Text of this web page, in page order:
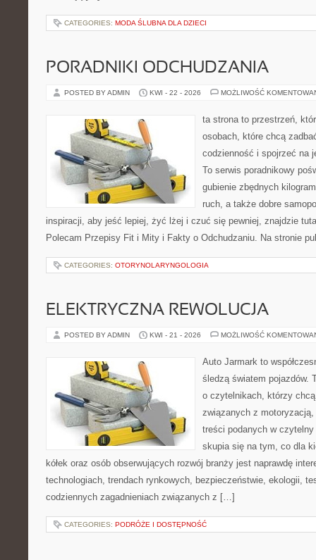
CATEGORIES: MODA ŚLUBNA DLA DZIECI
PORADNIKI ODCHUDZANIA
POSTED BY ADMIN KWI - 22 - 2026 MOŻLIWOŚĆ
ta strona to przestrzeń,
osobach, które chcą
codzienność i spojrzeć na
To serwis poradnikowy
gubienie zbędnych
ruch, a także dobre
inspiracji, aby jeść lepiej, żyć lżej i czuć się pewniej, znajdzie
Polecam Przepisy Fit i Mity i Fakty o Odchudzaniu. Na stronie
CATEGORIES: OTORYNOLARYNGOLOGIA
ELEKTRYCZNA REWOLUCJA
POSTED BY ADMIN KWI - 21 - 2026 MOŻLIWOŚĆ
Auto Jarmark to
śledzą światem pojazdów.
o czytelnikach, którzy
związanych z
treści podanych w
skupia się na tym, co dla
kółek oraz osób obserwujących rozwój branży jest naprawdę
technologiach, trendach rynkowych, bezpieczeństwie, ekologii,
codziennych zagadnieniach związanych z […]
CATEGORIES: PODRÓŻE I DOSTĘPNOŚĆ